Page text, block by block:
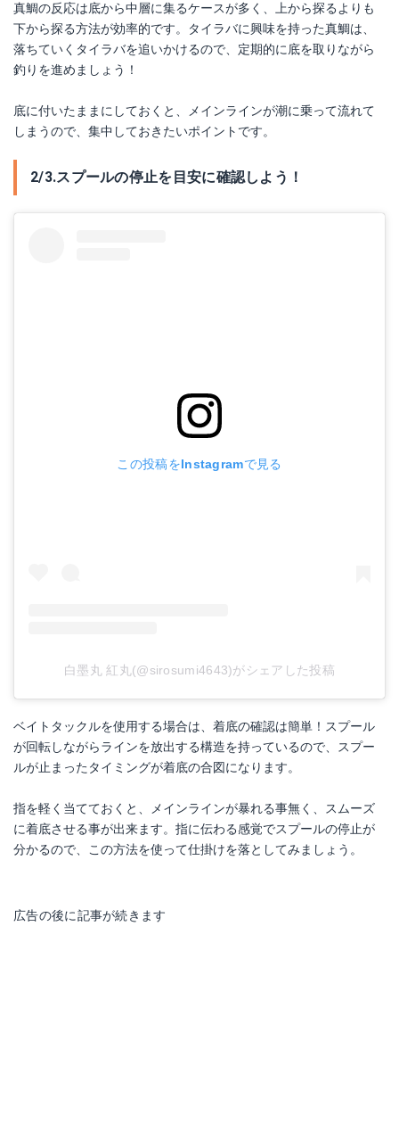
真鯛の反応は底から中層に集るケースが多く、上から探るよりも
下から探る方法が効率的です。タイラバに興味を持った真鯛は、
落ちていくタイラバを追いかけるので、定期的に底を取りながら
釣りを進めましょう！
底に付いたままにしておくと、メインラインが潮に乗って流れて
しまうので、集中しておきたいポイントです。
2/3.スプールの停止を目安に確認しよう！
この投稿をInstagramで見る
白墨丸 紅丸(@sirosumi4643)がシェアした投稿
ベイトタックルを使用する場合は、着底の確認は簡単！スプール
が回転しながらラインを放出する構造を持っているので、スプー
ルが止まったタイミングが着底の合図になります。
指を軽く当てておくと、メインラインが暴れる事無く、スムーズ
に着底させる事が出来ます。指に伝わる感覚でスプールの停止が
分かるので、この方法を使って仕掛けを落としてみましょう。
広告の後に記事が続きます